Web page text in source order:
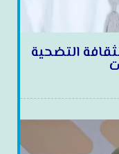
التضحية